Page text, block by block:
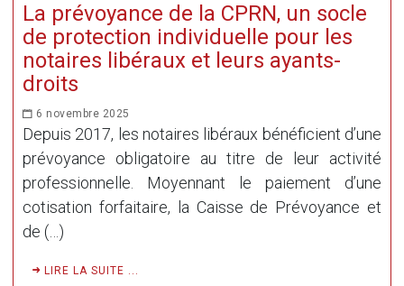
La prévoyance de la CPRN, un socle
de protection individuelle pour les
notaires libéraux et leurs ayants-
droits
6 novembre 2025
Depuis 2017, les notaires libéraux bénéficient d’une
prévoyance obligatoire au titre de leur activité
professionnelle. Moyennant le paiement d’une
cotisation forfaitaire, la Caisse de Prévoyance et
de (…)
LIRE LA SUITE ...